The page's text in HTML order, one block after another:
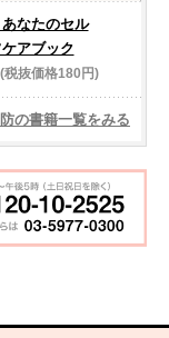
なたのセル
ケアブック
税抜価格180円)
の書籍一覧をみる